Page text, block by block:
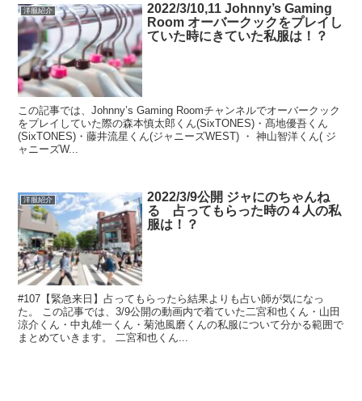
洋服紹介
2022/3/10,11 Johnny’s Gaming
Room オーバークックをプレイし
ていた時にきていた私服は！？
この記事では、Johnny’s Gaming Roomチャンネルでオーバークック
をプレイしていた際の森本慎太郎くん(SixTONES)・髙地優吾くん
(SixTONES)・藤井流星くん(ジャニーズWEST) ・ 神山智洋くん( ジ
ャニーズW...
洋服紹介
2022/3/9公開 ジャにのちゃんね
る 占ってもらった時の４人の私
服は！？
#107【緊急来日】占ってもらったら結果よりも占い師が気になっ
た。 この記事では、3/9公開の動画内で着ていた二宮和也くん・山田
涼介くん・中丸雄一くん・菊池風磨くんの私服について分かる範囲で
まとめていきます。 二宮和也くん...